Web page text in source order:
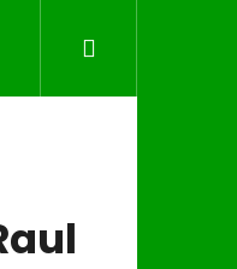
polštářeNákupní